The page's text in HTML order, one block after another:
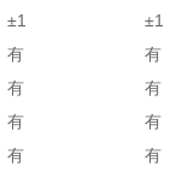
±1 ±1
有 有
有 有
有 有
有 有